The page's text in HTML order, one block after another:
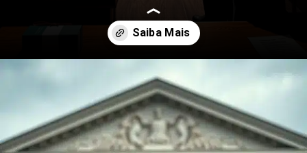
https://ademilsoncs.adv.br/